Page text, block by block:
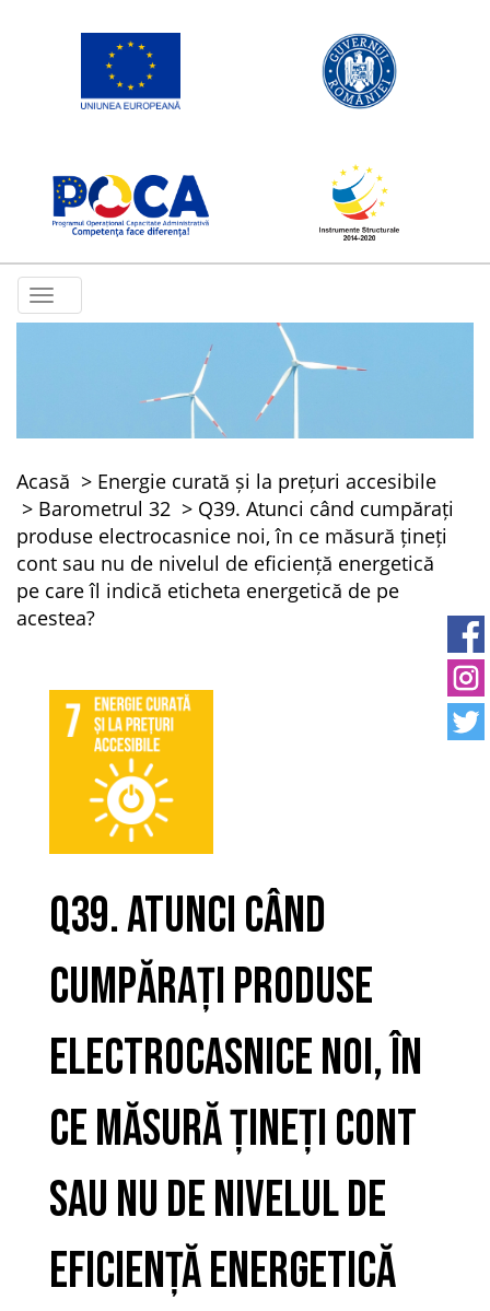
Toggle
navigation
Acasă
Energie curată și la prețuri accesibile
Barometrul 32
Q39. Atunci când cumpărați
produse electrocasnice noi, în ce măsură țineți
cont sau nu de nivelul de eficiență energetică
pe care îl indică eticheta energetică de pe
acestea?
Q39. Atunci când
cumpărați produse
electrocasnice noi, în
ce măsură țineți cont
sau nu de nivelul de
eficiență energetică